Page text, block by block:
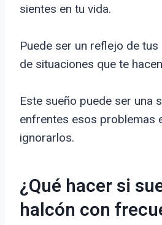
sientes en tu vida.
Puede ser un reflejo de
de situaciones que te
Este sueño puede ser una
enfrentes esos problemas
ignorarlos.
¿Qué hacer si
halcón con